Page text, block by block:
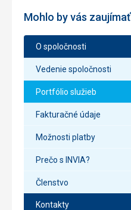
Mohlo by vás zaujímať
O spoločnosti
Vedenie spoločnosti
Portfólio služieb
Fakturačné údaje
Možnosti platby
Prečo s INVIA?
Členstvo
Kontakty